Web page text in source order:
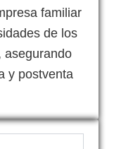
familiar
de los
asegurando
y postventa